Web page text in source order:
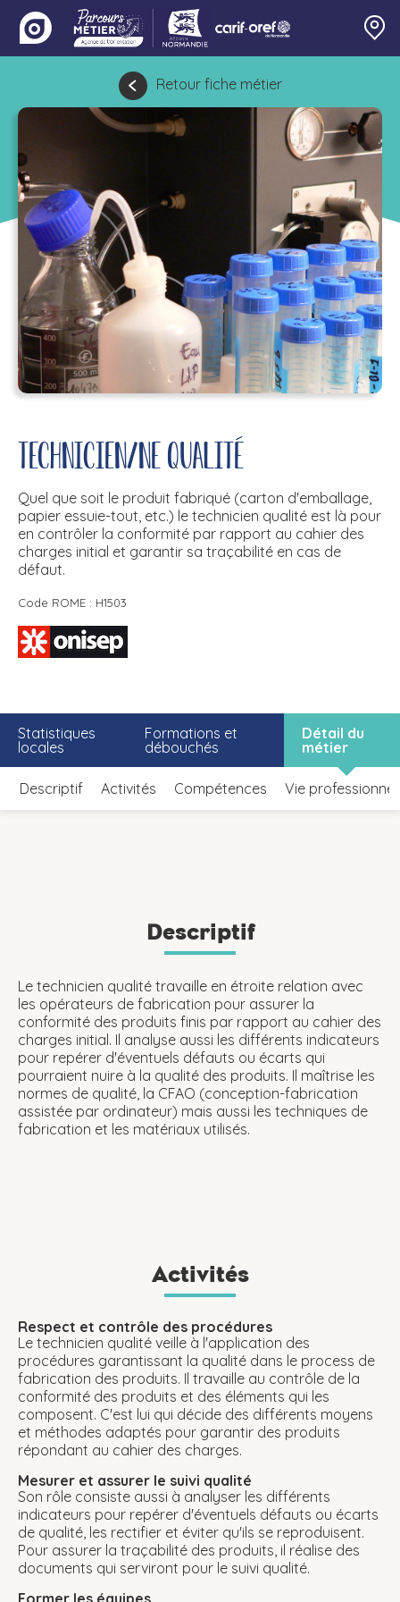
Retour fiche métier
Technicien/ne qualité
Quel que soit le produit fabriqué (carton d'emballage,
papier essuie-tout, etc.) le technicien qualité est là pour
en contrôler la conformité par rapport au cahier des
charges initial et garantir sa traçabilité en cas de
défaut.
Code ROME : H1503
Statistiques
locales
Formations et
débouchés
Détail du
métier
Descriptif Activités Compétences Vie
Descriptif
Le technicien qualité travaille en étroite relation avec
les opérateurs de fabrication pour assurer la
conformité des produits finis par rapport au cahier des
charges initial. Il analyse aussi les différents indicateurs
pour repérer d'éventuels défauts ou écarts qui
pourraient nuire à la qualité des produits. Il maîtrise les
normes de qualité, la CFAO (conception-fabrication
assistée par ordinateur) mais aussi les techniques de
fabrication et les matériaux utilisés.
Activités
Respect et contrôle des procédures
Le technicien qualité veille à l'application des
procédures garantissant la qualité dans le process de
fabrication des produits. Il travaille au contrôle de la
conformité des produits et des éléments qui les
composent. C'est lui qui décide des différents moyens
et méthodes adaptés pour garantir des produits
répondant au cahier des charges.
Mesurer et assurer le suivi qualité
Son rôle consiste aussi à analyser les différents
indicateurs pour repérer d'éventuels défauts ou écarts
de qualité, les rectifier et éviter qu'ils se reproduisent.
Pour assurer la traçabilité des produits, il réalise des
documents qui serviront pour le suivi qualité.
Former les équipes